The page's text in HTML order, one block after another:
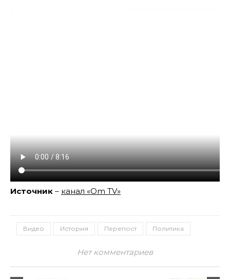
Источник – канал «Om TV»
Видео История Перепост Политика
Нет комментариев